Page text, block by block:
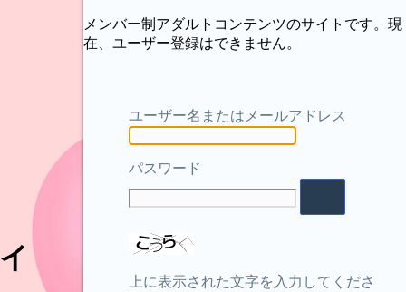
メンバー制アダルトコンテンツのサイトです。現
在、ユーザー登録はできません。
ユーザー名またはメールアドレス
パスワード
上に表示された文字を入力してくださ